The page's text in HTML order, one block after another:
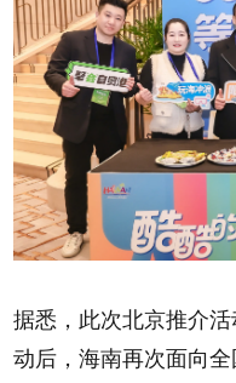
据悉，此次北京推介
动后，海南再次面向